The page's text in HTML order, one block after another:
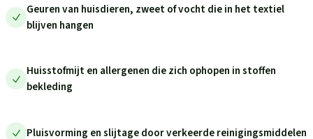
Geuren van huisdieren, zweet of vocht die in het textiel
blijven hangen
Huisstofmijt en allergenen die zich ophopen in stoffen
bekleding
Pluisvorming en slijtage door verkeerde reinigingsmiddelen